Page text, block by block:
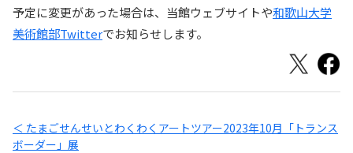
予定に変更があった場合は、当館ウェブサイトや和歌山大学
美術館部Twitterでお知らせします。
＜ たまごせんせいとわくわくアートツアー2023年10月「トランス
ボーダー」展